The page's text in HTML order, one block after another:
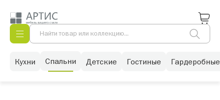
Кухни Спальни Детские Гостиные Гардеробные